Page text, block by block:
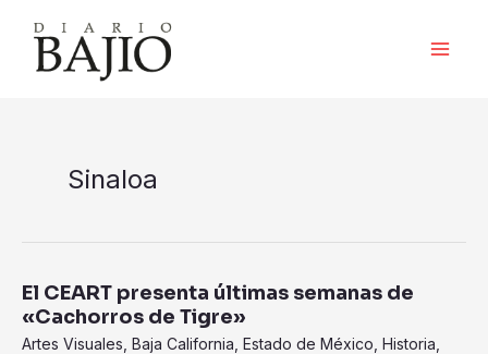
contenido
Sinaloa
El CEART presenta últimas semanas de
«Cachorros de Tigre»
Artes Visuales Baja California Estado de México Historia
El
CEART
presenta